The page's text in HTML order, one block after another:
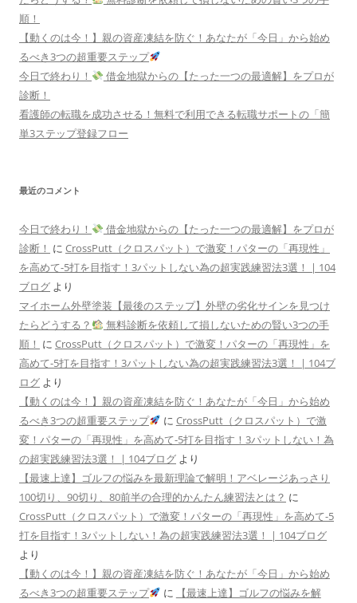
順！
【動くのは今！】親の資産凍結を防ぐ！あなたが「今日」から始め
るべき3つの超重要ステップ
今日で終わり！
借金地獄からの【たった一つの最適解】をプロが
診断！
看護師の転職を成功させる！無料で利用できる転職サポートの「簡
単3ステップ登録フロー
最近のコメント
今日で終わり！
借金地獄からの【たった一つの最適解】をプロが
診断！ に CrossPutt（クロスパット）で激変！パターの「再現性」
を高めて-5打を目指す！3パットしない為の超実践練習法3選！ | 104
ブログ より
マイホーム外壁塗装【最後のステップ】外壁の劣化サインを見つけ
たらどうする？
無料診断を依頼して損しないための賢い3つの手
順！ に CrossPutt（クロスパット）で激変！パターの「再現性」を
高めて-5打を目指す！3パットしない為の超実践練習法3選！ | 104ブ
ログ より
【動くのは今！】親の資産凍結を防ぐ！あなたが「今日」から始め
るべき3つの超重要ステップ
に CrossPutt（クロスパット）で激
変！パターの「再現性」を高めて-5打を目指す！3パットしない！為
の超実践練習法3選！ | 104ブログ より
【最速上達】ゴルフの悩みを最新理論で解明！アベレージあっさり
100切り、90切り、80前半の合理的かんたん練習法とは？ に
CrossPutt（クロスパット）で激変！パターの「再現性」を高めて-5
打を目指す！3パットしない！為の超実践練習法3選！ | 104ブログ
より
【動くのは今！】親の資産凍結を防ぐ！あなたが「今日」から始め
るべき3つの超重要ステップ
に
【最速上達】ゴルフの悩みを解